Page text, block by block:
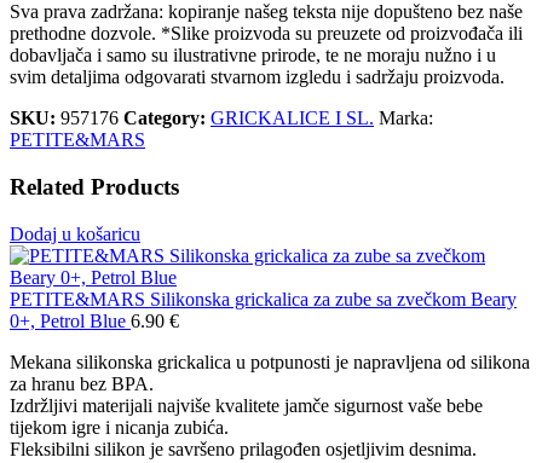
Sva prava zadržana: kopiranje našeg teksta nije dopušteno bez naše
prethodne dozvole. *Slike proizvoda su preuzete od proizvođača ili
dobavljača i samo su ilustrativne prirode, te ne moraju nužno i u
svim detaljima odgovarati stvarnom izgledu i sadržaju proizvoda.
SKU: 957176 Category: GRICKALICE I SL. Marka:
PETITE&MARS
Related Products
Dodaj u košaricu
PETITE&MARS Silikonska grickalica za zube sa zvečkom Beary
0+, Petrol Blue 6.90 €
Mekana silikonska grickalica u potpunosti je napravljena od silikona
za hranu bez BPA.
Izdržljivi materijali najviše kvalitete jamče sigurnost vaše bebe
tijekom igre i nicanja zubića.
Fleksibilni silikon je savršeno prilagođen osjetljivim desnima.